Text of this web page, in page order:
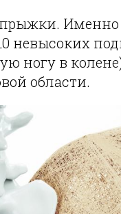
Именно
невысоких
ногу в
области.